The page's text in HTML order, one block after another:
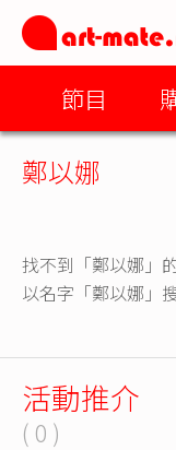
節目
鄭以娜
找不到「鄭以娜」
以名字「鄭以娜」
活動推介
( 0 )